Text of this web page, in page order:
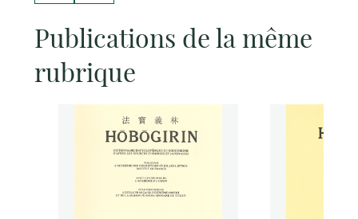
Publications de la même
rubrique